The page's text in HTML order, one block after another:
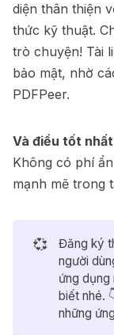
diện thân thiện
thức kỹ thuật.
trò chuyện! Tài
bảo mật, nhờ
PDFPeer.
Và điều tốt
Không có phí
mạnh mẽ trong
💞
Đăng ký
người
ứng dụng
biết nhé.
những